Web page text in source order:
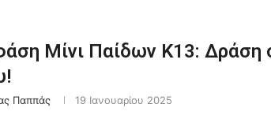
Μίνι Παίδων Κ13: Δράση
Παππάς 19 Ιανουαρίου 2025